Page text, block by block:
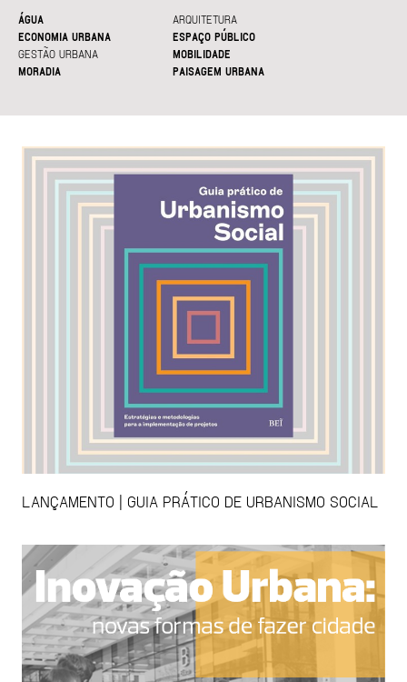
ÁGUA
ARQUITETURA
ECONOMIA URBANA
ESPAÇO PÚBLICO
GESTÃO URBANA
MOBILIDADE
MORADIA
PAISAGEM URBANA
LANÇAMENTO | GUIA PRÁTICO DE URBANISMO SOCIAL